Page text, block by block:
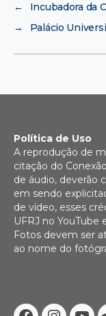
←
Incubadora da
→
Palácio
Política de Uso
A reprodução de
citação do
de áudio, deverão
em sendo
de vídeo, esses
UFRJ no YouTube
Fotos devem ser
ao nome do